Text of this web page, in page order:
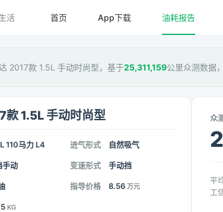
活 首页 App下载 油耗报告
2017款 1.5L 手动时尚型，基于25,311,159公里众测数据
款 1.5L 手动时尚型
110马力 L4 进气形式 自然吸气
手动 变速形式 手动挡
指导价格 8.56 万元
KG
众
平
工